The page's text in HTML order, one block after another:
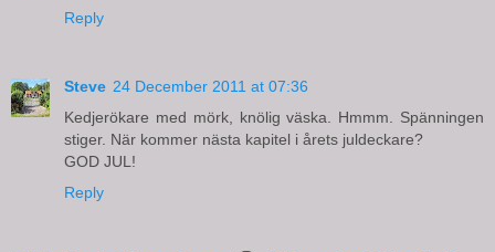
Reply
Steve 24 December 2011 at 07:36
Kedjerökare med mörk, knölig väska. Hmmm. Spänningen
stiger. När kommer nästa kapitel i årets juldeckare?
GOD JUL!
Reply